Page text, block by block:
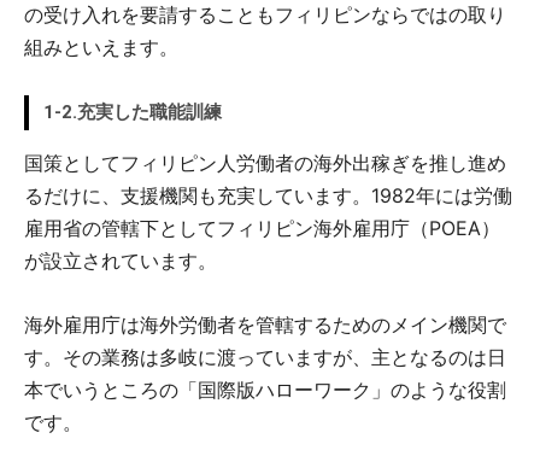
の受け入れを要請することもフィリピンならではの取り
組みといえます。
1-2.充実した職能訓練
国策としてフィリピン人労働者の海外出稼ぎを推し進め
るだけに、支援機関も充実しています。1982年には労働
雇用省の管轄下としてフィリピン海外雇用庁（POEA）
が設立されています。
海外雇用庁は海外労働者を管轄するためのメイン機関で
す。その業務は多岐に渡っていますが、主となるのは日
本でいうところの「国際版ハローワーク」のような役割
です。